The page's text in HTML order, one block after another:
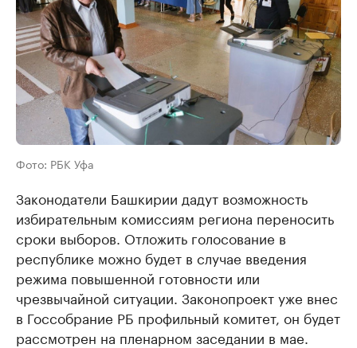
Фото: РБК Уфа
Законодатели Башкирии дадут возможность
избирательным комиссиям региона переносить
сроки выборов. Отложить голосование в
республике можно будет в случае введения
режима повышенной готовности или
чрезвычайной ситуации. Законопроект уже внес
в Госсобрание РБ профильный комитет, он будет
рассмотрен на пленарном заседании в мае.